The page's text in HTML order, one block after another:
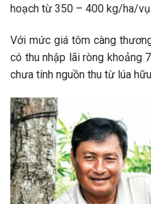
hoạch từ 350 – 400 kg/ha/vụ.
Với mức giá tôm càng
có thu nhập lãi ròng khoảng
chưa tính nguồn thu từ lúa